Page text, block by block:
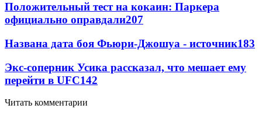
Положительный тест на кокаин: Паркера
официально оправдали207
Названа дата боя Фьюри-Джошуа - источник183
Экс-соперник Усика рассказал, что мешает ему
перейти в UFC142
Читать комментарии